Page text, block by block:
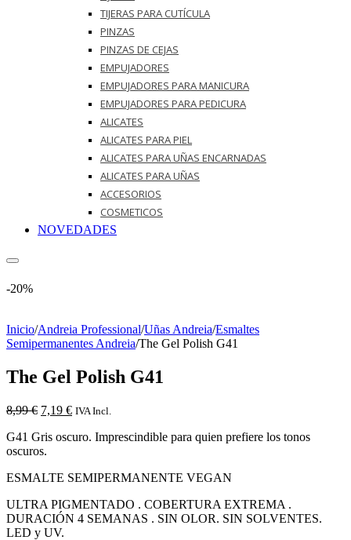
TIJERAS PARA CUTÍCULA
PINZAS
PINZAS DE CEJAS
EMPUJADORES
EMPUJADORES PARA MANICURA
EMPUJADORES PARA PEDICURA
ALICATES
ALICATES PARA PIEL
ALICATES PARA UÑAS ENCARNADAS
ALICATES PARA UÑAS
ACCESORIOS
COSMETICOS
NOVEDADES
-20%
Inicio/Andreia Professional/Uñas Andreia/Esmaltes
Semipermanentes Andreia/The Gel Polish G41
The Gel Polish G41
8,99€ El
original
era:
7,19 €El
actual
IVA Incl.
G41 Gris oscuro. Imprescindible para quien prefiere los tonos
oscuros.
ESMALTE SEMIPERMANENTE VEGAN
ULTRA PIGMENTADO . COBERTURA EXTREMA .
DURACIÓN 4 SEMANAS . SIN OLOR. SIN SOLVENTES.
LED y UV.